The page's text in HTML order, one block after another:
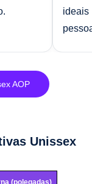
ideais
AOP
Unissex
(polegadas)